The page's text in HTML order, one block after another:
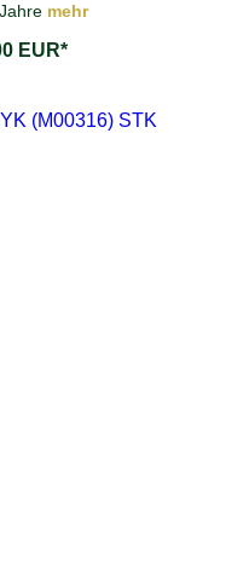
mehr
EUR*